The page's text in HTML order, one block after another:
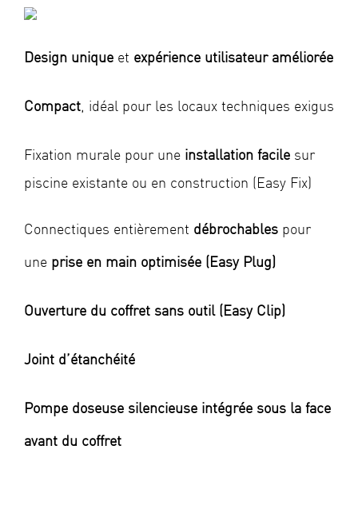
Design unique et expérience utilisateur améliorée
Compact, idéal pour les locaux techniques exigus
Fixation murale pour une installation facilesur
piscine existante ou en construction (Easy Fix)
Connectiques entièrement débrochablespour
une prise en main optimisée (Easy Plug)
Ouverture du coffret sans outil (Easy Clip)
Joint d’étanchéité
Pompe doseuse silencieuse intégrée sous la face
avant du coffret